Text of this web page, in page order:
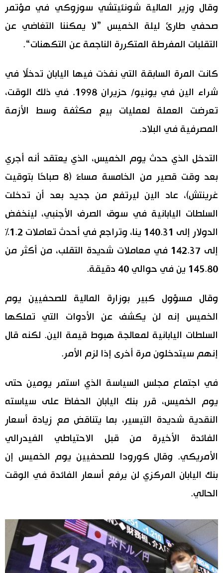
الأقسام
تجارب وآراء
سياسة
مجتمع
ثقافة
لايف ستايل
موسوعة اليابان
وقال وزير المالية شونئيتشي سوزوكي في مؤتمر
صحفي طارئ ليلة الخميس ”لا يمكننا التغاضي عن
التقلبات المفرطة المتكررة الناجمة عن التكهنات“.
كانت المرة السابقة التي نفذت فيها اليابان تدخلًا في
شراء الين في يونيو/ حزيران 1998. في ذلك الوقت،
تعرضت العملة لعمليات بيع مكثفة وسط الأزمة
المصرفية في البلاد.
التدخل الذي حدث يوم الخميس، الذي يعتقد أنه أجري
بعد وقت قصير من الخامسة مساءً (8 صباحًا بتوقيت
غرينتش)، عاد الين ليرتفع من جديد بعد أن تدخلت
السلطات اليابانية في سوق الصرف الأجنبي، لينخفض
الدولار إلى 140.31 ينا، وتراجع في أحدث تعاملات 1.2%
إلى 142.37 في معاملات شديدة التقلب، من أكثر من
145.80 ين في حوالي 40 دقيقة.
وقال مسؤول كبير بوزارة المالية للصحفيين يوم
الخميس إنه لن يكشف عن الأدوات التي تملكها
السلطات اليابانية لمعالجة هبوط قيمة الين. لكنه قال
إنهم سيتدخلون مرة أخرى إذا لزم الأمر.
في اجتماع مجلس السياسة الذي استمر يومين حتى
يوم الخميس، قرر بنك اليابان الحفاظ على سياسته
النقدية شديدة التيسير، بما يتناقض مع زيادة أسعار
الفائدة الأخيرة من قبل الاحتياطي الفيدرالي
الأمريكي. وقال كورودا للصحفيين يوم الخميس إن
بنك اليابان المركزي لن يرفع أسعار الفائدة في الوقت
الحالي.